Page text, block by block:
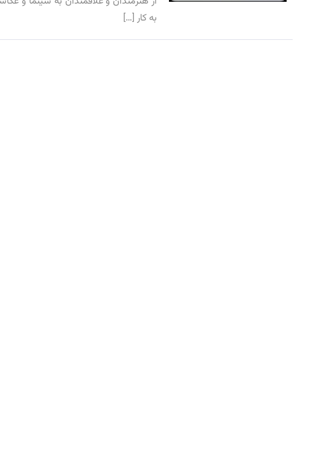
به کار […]